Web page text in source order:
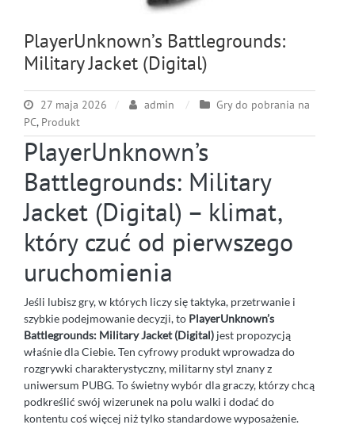
PlayerUnknown’s Battlegrounds:
Military Jacket (Digital)
27 maja 2026 admin
Gry do pobrania na
PC, Produkt
PlayerUnknown’s
Battlegrounds: Military
Jacket (Digital) – klimat,
który czuć od pierwszego
uruchomienia
Jeśli lubisz gry, w których liczy się taktyka, przetrwanie i
szybkie podejmowanie decyzji, to PlayerUnknown’s
Battlegrounds: Military Jacket (Digital) jest propozycją
właśnie dla Ciebie. Ten cyfrowy produkt wprowadza do
rozgrywki charakterystyczny, militarny styl znany z
uniwersum PUBG. To świetny wybór dla graczy, którzy chcą
podkreślić swój wizerunek na polu walki i dodać do
kontentu coś więcej niż tylko standardowe wyposażenie.